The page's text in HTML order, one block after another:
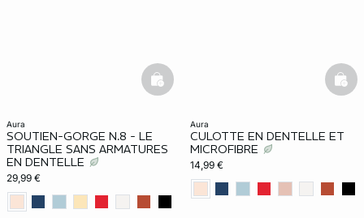
aura
SOUTIEN-GORGE N.8 - LE
TRIANGLE SANS ARMATURES
EN DENTELLE
29,99 €
basketfull
aura
CULOTTE EN DENTELLE ET
MICROFIBRE
14,99 €